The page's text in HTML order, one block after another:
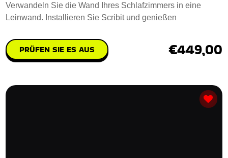
Verwandeln Sie die Wand Ihres Schlafzimmers in eine
Leinwand. Installieren Sie Scribit und genießen
PRÜFEN SIE ES AUS €449,00